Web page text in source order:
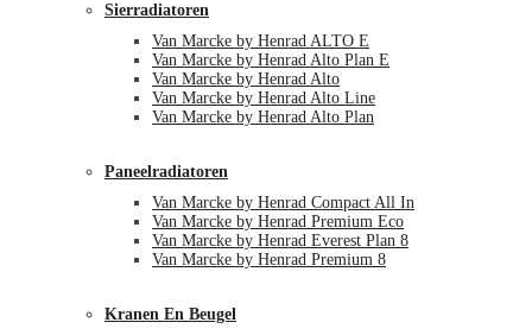
Sierradiatoren
Van Marcke by Henrad ALTO E
Van Marcke by Henrad Alto Plan E
Van Marcke by Henrad Alto
Van Marcke by Henrad Alto Line
Van Marcke by Henrad Alto Plan
Paneelradiatoren
Van Marcke by Henrad Compact All In
Van Marcke by Henrad Premium Eco
Van Marcke by Henrad Everest Plan 8
Van Marcke by Henrad Premium 8
Kranen En Beugel